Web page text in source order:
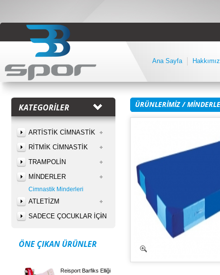
Ana Sayfa
KATEGORİLER
ARTİSTİK CİMNASTİK
RİTMİK CİMNASTİK
TRAMPOLİN
MİNDERLER
Cimnastik Minderleri
ATLETİZM
SADECE ÇOCUKLAR İÇİN
ÜRÜNLERİMİZ/
ÖNE ÇIKAN ÜRÜNLER
Reisport Barfiks Elliği